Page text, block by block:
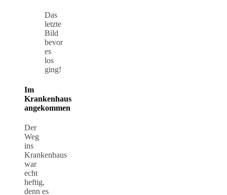
Das
letzte
Bild
bevor
es
los
ging!
Im
Krankenhaus
angekommen
Der
Weg
ins
Krankenhaus
war
echt
heftig,
denn es